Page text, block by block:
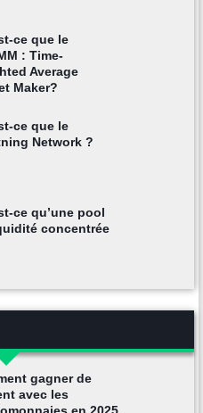
ce que le
: Time-
Average
Maker?
ce que le
Network ?
ce qu’une pool
concentrée
gagner de
avec les